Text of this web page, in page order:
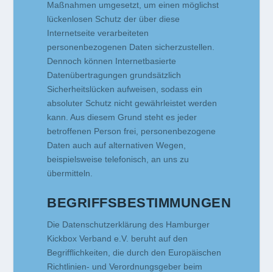
Maßnahmen umgesetzt, um einen möglichst
lückenlosen Schutz der über diese
Internetseite verarbeiteten
personenbezogenen Daten sicherzustellen.
Dennoch können Internetbasierte
Datenübertragungen grundsätzlich
Sicherheitslücken aufweisen, sodass ein
absoluter Schutz nicht gewährleistet werden
kann. Aus diesem Grund steht es jeder
betroffenen Person frei, personenbezogene
Daten auch auf alternativen Wegen,
beispielsweise telefonisch, an uns zu
übermitteln.
BEGRIFFSBESTIMMUNGEN
Die Datenschutzerklärung des Hamburger
Kickbox Verband e.V. beruht auf den
Begrifflichkeiten, die durch den Europäischen
Richtlinien- und Verordnungsgeber beim